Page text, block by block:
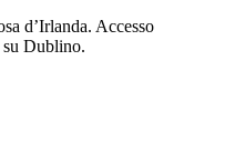
d’Irlanda. Accesso
Dublino.